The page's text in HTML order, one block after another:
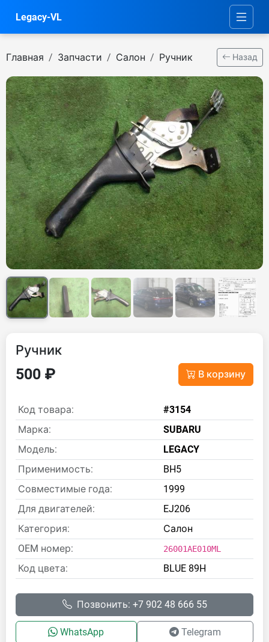
Legacy-VL
Главная Запчасти Салон Ручник Назад
Ручник
500 ₽ В корзину
Код товара:
#3154
Марка:
SUBARU
Модель:
LEGACY
Применимость:
BH5
Совместимые года:
1999
Для двигателей:
EJ206
Категория:
Салон
OEM номер:
26001AE010ML
Код цвета: BLUE 89H
Позвонить: +7 902 48 666 55
WhatsApp Telegram